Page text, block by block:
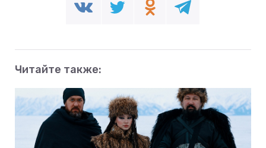
Читайте также: